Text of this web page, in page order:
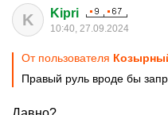
K Kipri
10:40, 27.09.2024
От пользователя
Правый руль вроде бы